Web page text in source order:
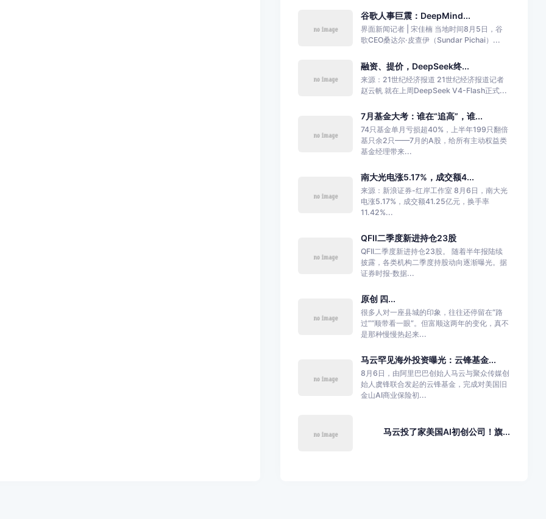
谷歌人事巨震：DeepMind...
界面新闻记者 | 宋佳楠 当地时间8月5日，谷
歌CEO桑达尔·皮查伊（Sundar Pichai）...
融资、提价，DeepSeek终...
来源：21世纪经济报道 21世纪经济报道记者
赵云帆 就在上周DeepSeek V4-Flash正式...
7月基金大考：谁在“追高”，谁...
74只基金单月亏损超40%，上半年199只翻倍
基只余2只——7月的A股，给所有主动权益类
基金经理带来...
南大光电涨5.17%，成交额4...
来源：新浪证券-红岸工作室 8月6日，南大光
电涨5.17%，成交额41.25亿元，换手率
11.42%...
QFII二季度新进持仓23股
QFII二季度新进持仓23股。 随着半年报陆续
披露，各类机构二季度持股动向逐渐曝光。据
证券时报·数据...
原创 四...
很多人对一座县城的印象，往往还停留在“路
过”“顺带看一眼”。但富顺这两年的变化，真不
是那种慢慢热起来...
马云罕见海外投资曝光：云锋基金...
8月6日，由阿里巴巴创始人马云与聚众传媒创
始人虞锋联合发起的云锋基金，完成对美国旧
金山AI商业保险初...
马云投了家美国AI初创公司！旗...